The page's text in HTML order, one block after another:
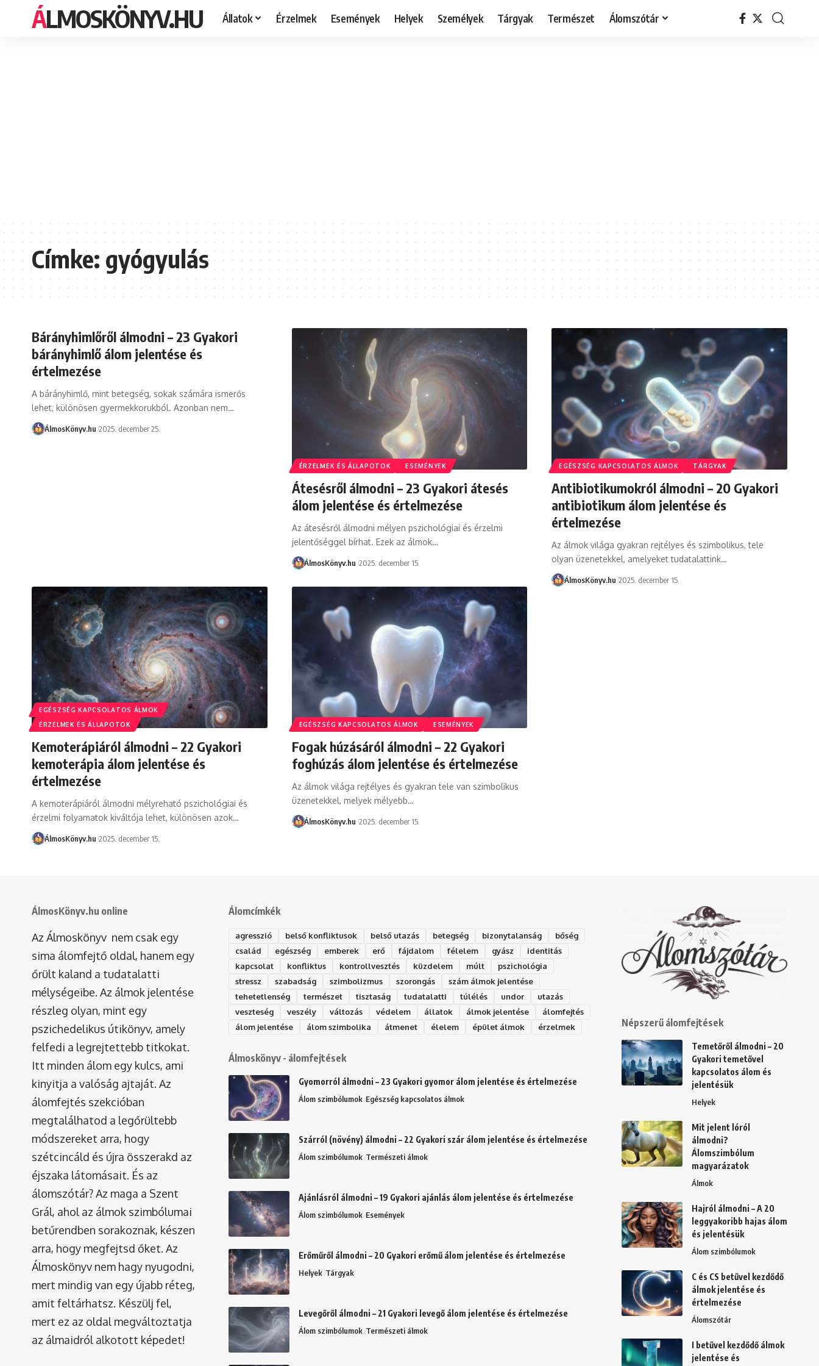
ÁLMOSKÖNYV.HU Állatok Érzelmek Események Helyek Személyek Tárgyak Természet Álomszótár
Címke:gyógyulás
Bárányhimlőről álmodni – 23 Gyakori
bárányhimlő álom jelentése és
értelmezése
A bárányhimlő, mint betegség, sokak számára ismerős
lehet, különösen gyermekkorukból. Azonban nem…
ÁlmosKönyv.hu 2025. december 25.
ÉRZELMEK ÉS ÁLLAPOTOK ESEMÉNYEK
Átesésről álmodni – 23 Gyakori átesés
álom jelentése és értelmezése
Az átesésről álmodni mélyen pszichológiai és érzelmi
jelentőséggel bírhat. Ezek az álmok…
ÁlmosKönyv.hu 2025. december 15.
EGÉSZSÉG KAPCSOLATOS ÁLMOK TÁRGYAK
Antibiotikumokról álmodni – 20 Gyakori
antibiotikum álom jelentése és
értelmezése
Az álmok világa gyakran rejtélyes és szimbolikus, tele
olyan üzenetekkel, amelyeket tudatalattink…
ÁlmosKönyv.hu 2025. december 15.
EGÉSZSÉG KAPCSOLATOS ÁLMOK
ÉRZELMEK ÉS ÁLLAPOTOK
Kemoterápiáról álmodni – 22 Gyakori
kemoterápia álom jelentése és
értelmezése
A kemoterápiáról álmodni mélyreható pszichológiai és
érzelmi folyamatok kiváltója lehet, különösen azok…
ÁlmosKönyv.hu 2025. december 15.
EGÉSZSÉG KAPCSOLATOS ÁLMOK ESEMÉNYEK
Fogak húzásáról álmodni – 22 Gyakori
foghúzás álom jelentése és értelmezése
Az álmok világa rejtélyes és gyakran tele van szimbolikus
üzenetekkel, melyek mélyebb…
ÁlmosKönyv.hu 2025. december 15.
ÁlmosKönyv.hu online
Az Álmoskönyv nem csak egy
sima álomfejtő oldal, hanem egy
őrült kaland a tudatalatti
mélységeibe. Az álmok jelentése
részleg olyan, mint egy
pszichedelikus útikönyv, amely
felfedi a legrejtettebb titkokat.
Itt minden álom egy kulcs, ami
kinyitja a valóság ajtaját. Az
álomfejtés szekcióban
megtalálhatod a legőrültebb
módszereket arra, hogy
szétcincáld és újra összerakd az
éjszaka látomásait. És az
álomszótár? Az maga a Szent
Grál, ahol az álmok szimbólumai
betűrendben sorakoznak, készen
arra, hogy megfejtsd őket. Az
Álmoskönyv nem hagy nyugodni,
mert mindig van egy újabb réteg,
amit feltárhatsz. Készülj fel,
mert ez az oldal megváltoztatja
az álmaidról alkotott képedet!
Álomcímkék
agresszió belső konfliktusok belső utazás betegség bizonytalanság
bőség
család
egészség emberek erő fájdalom félelem gyász
identitás
kapcsolat
konfliktus kontrollvesztés küzdelem múlt
pszichológia
stressz
szabadság szimbolizmus szorongás
szám álmok jelentése
tehetetlenség
természet tisztaság tudatalatti túlélés undor
utazás
veszteség
veszély változás védelem állatok álmok jelentése
álomfejtés
álom jelentése
álom szimbolika átmenet élelem épület álmok érzelmek
Álmoskönyv - álomfejtések
Gyomorról álmodni – 23 Gyakori gyomor álom jelentése és értelmezése
Álom szimbólumok Egészség kapcsolatos álmok
Szárról (növény) álmodni – 22 Gyakori szár álom jelentése és értelmezése
Álom szimbólumok Természeti álmok
Ajánlásról álmodni – 19 Gyakori ajánlás álom jelentése és értelmezése
Álom szimbólumok Események
Erőműről álmodni – 20 Gyakori erőmű álom jelentése és értelmezése
Helyek Tárgyak
Levegőről álmodni – 21 Gyakori levegő álom jelentése és értelmezése
Álom szimbólumok Természeti álmok
Népszerű álomfejtések
Temetőről álmodni – 20
Gyakori temetővel
kapcsolatos álom és
jelentésük
Helyek
Mit jelent lóról
álmodni?
Álomszimbólum
magyarázatok
Álmok
Hajról álmodni – A 20
leggyakoribb hajas álom
és jelentésük
Álom szimbólumok
C és CS betűvel kezdődő
álmok jelentése és
értelmezése
Álomszótár
I betűvel kezdődő álmok
jelentése és